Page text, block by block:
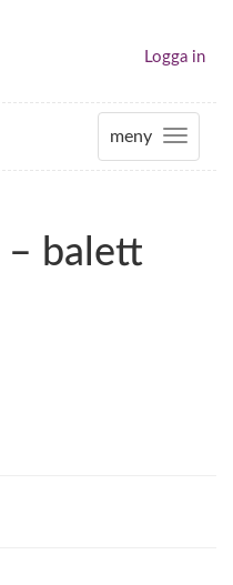
Logga in
meny
T
o
– balett